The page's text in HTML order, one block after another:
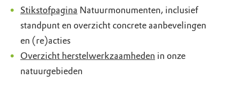
Stikstofpagina Natuurmonumenten, inclusief
standpunt en overzicht concrete aanbevelingen
en (re)acties
Overzicht herstelwerkzaamheden in onze
natuurgebieden